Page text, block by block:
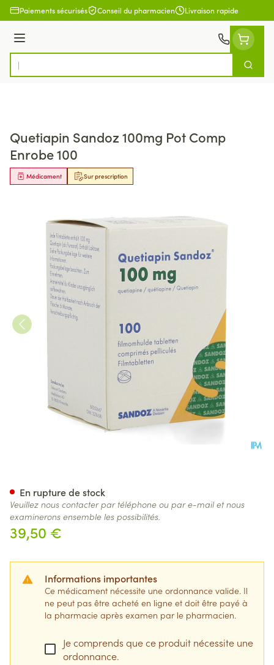
Aller au contenu
Paiements sécurisés Conseil du pharmacien Livraison rapide
Menu
Rechercher
Quetiapin Sandoz 100mg Pot Comp
Enrobe 100
Sur prescription
Médicament
39,50 €
Informations importantes
Ce médicament nécessite une ordonnance valide. Il
ne peut pas être acheté en ligne et doit être payé à
la pharmacie après examen par le pharmacien.
Je comprends que ce produit nécessite une
ordonnance.
En rupture de stock
Veuillez nous contacter par téléphone ou par e-mail et nous
examinerons ensemble les possibilités.